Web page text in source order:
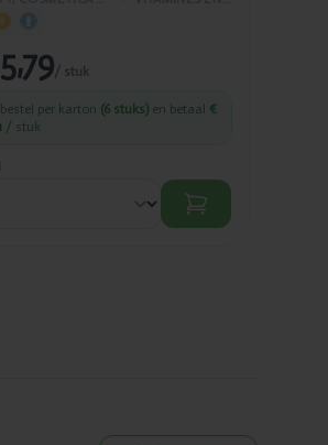
/ stuk
per karton (6 stuks) en betaal €
/ stuk